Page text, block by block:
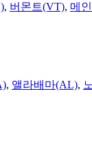
, 버몬트(VT), 메
, 앨라배마(AL),